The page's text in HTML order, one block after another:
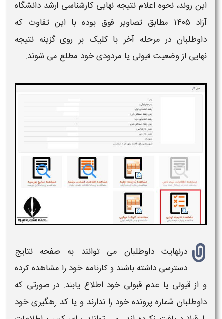
این روند، نحوهاعلام نتیجه نهایی کارشناسی ارشد دانشگاه
آزاد ۱۴۰۵ مطابق تصاویر فوق بوده با این تفاوت که
داوطلبان در مرحله آخر با کلیک بر روی گزینه نتیجه
نهایی ازوضعیت قبولی یا مردودیخود مطلع می شوند.
درنهایت داوطلبان می توانند به صفحه نتایج
دسترسی داشته باشند و کارنامه خود را مشاهده کرده
و از قبولی یا عدم قبولی خود اطلاع یابند. در صورتی که
داوطلبان شماره پرونده خود را ندارند و یا کد رهگیری خود